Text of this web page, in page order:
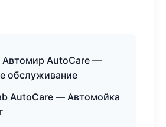
Автомир AutoCare —
обслуживание
AutoCare — Автомойка